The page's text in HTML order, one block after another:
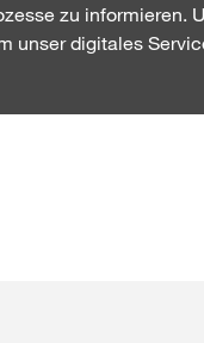
zu informieren.
unser digitales